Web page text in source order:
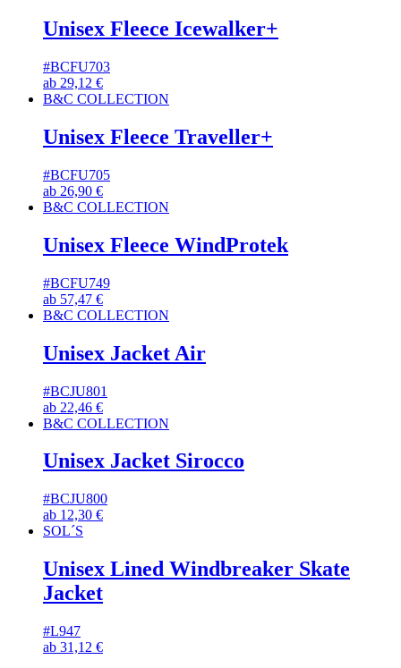
Unisex Fleece Icewalker+
#BCFU703
ab 29,12 €
B&C COLLECTION
Unisex Fleece Traveller+
#BCFU705
ab 26,90 €
B&C COLLECTION
Unisex Fleece WindProtek
#BCFU749
ab 57,47 €
B&C COLLECTION
Unisex Jacket Air
#BCJU801
ab 22,46 €
B&C COLLECTION
Unisex Jacket Sirocco
#BCJU800
ab 12,30 €
SOL´S
Unisex Lined Windbreaker Skate
Jacket
#L947
ab 31,12 €